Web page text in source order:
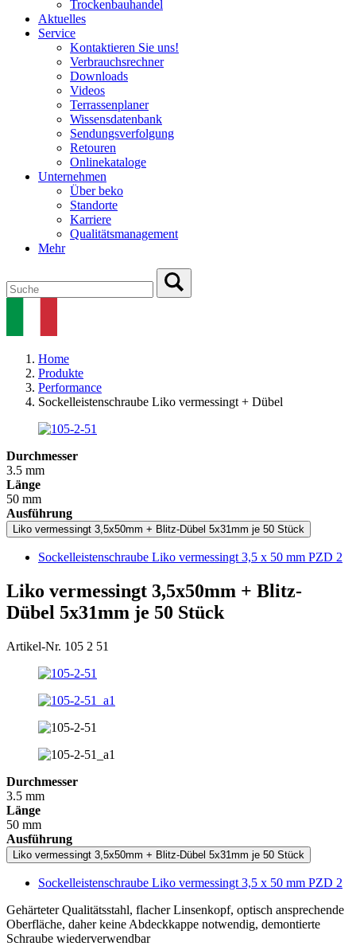
Trockenbauhandel
Aktuelles
Service
Kontaktieren Sie uns!
Verbrauchsrechner
Downloads
Videos
Terrassenplaner
Wissensdatenbank
Sendungsverfolgung
Retouren
Onlinekataloge
Unternehmen
Über beko
Standorte
Karriere
Qualitätsmanagement
Mehr
Home
Produkte
Performance
Sockelleistenschraube Liko vermessingt + Dübel
Durchmesser
3.5 mm
Länge
50 mm
Ausführung
Liko vermessingt 3,5x50mm + Blitz-Dübel 5x31mm je 50 Stück
Sockelleistenschraube Liko vermessingt 3,5 x 50 mm PZD 2
Liko vermessingt 3,5x50mm + Blitz-
Dübel 5x31mm je 50 Stück
Artikel-Nr. 105 2 51
Durchmesser
3.5 mm
Länge
50 mm
Ausführung
Liko vermessingt 3,5x50mm + Blitz-Dübel 5x31mm je 50 Stück
Sockelleistenschraube Liko vermessingt 3,5 x 50 mm PZD 2
Gehärteter Qualitätsstahl, flacher Linsenkopf, optisch ansprechende
Oberfläche, daher keine Abdeckkappe notwendig, demontierte
Schraube wiederverwendbar